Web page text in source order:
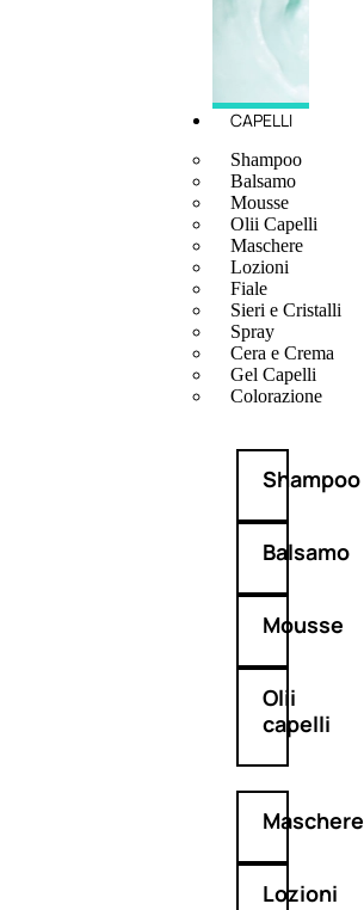
CAPELLI
Shampoo
Balsamo
Mousse
Olii Capelli
Maschere
Lozioni
Fiale
Sieri e Cristalli
Spray
Cera e Crema
Gel Capelli
Colorazione
Shampoo
Balsamo
Mousse
Olii
capelli
Maschere
Lozioni